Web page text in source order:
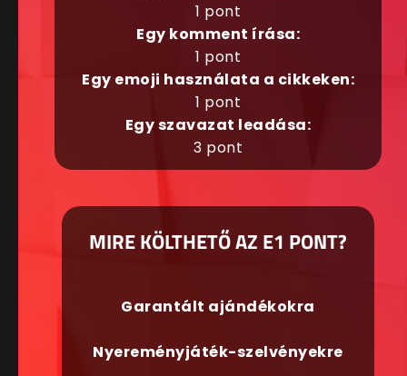
1 pont
Egy komment írása:
1 pont
Egy emoji használata a cikkeken:
1 pont
Egy szavazat leadása:
3 pont
MIRE KÖLTHETŐ AZ E1 PONT?
Garantált ajándékokra
Nyereményjáték-szelvényekre